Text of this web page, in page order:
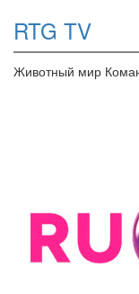
RTG TV
Животный мир